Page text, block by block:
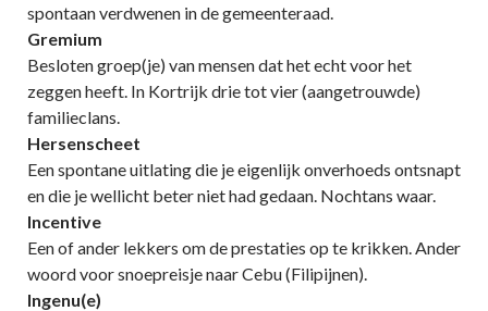
spontaan verdwenen in de gemeenteraad.
Gremium
Besloten groep(je) van mensen dat het echt voor het
zeggen heeft. In Kortrijk drie tot vier (aangetrouwde)
familieclans.
Hersenscheet
Een spontane uitlating die je eigenlijk onverhoeds ontsnapt
en die je wellicht beter niet had gedaan. Nochtans waar.
Incentive
Een of ander lekkers om de prestaties op te krikken. Ander
woord voor snoepreisje naar Cebu (Filipijnen).
Ingenu(e)